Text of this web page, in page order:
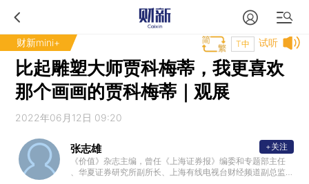
财新mini+ 试听
T中
比起雕塑大师贾科梅蒂，我更喜欢
那个画画的贾科梅蒂｜观展
2022年06月12日 09:20
张志雄
《价值》杂志主编，曾任《上海证券报》编委和专题部主任
、华夏证券研究所副所长、上海有线电视台财经频道副总监
+关注